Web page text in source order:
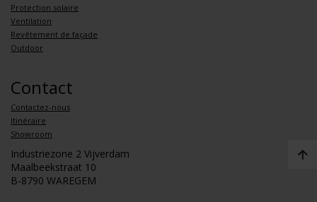
Protection solaire
Ventilation
Revêtement de façade
Outdoor
Contact
Contactez-nous
Itinéraire
Showroom
Industriezone 2 Vijverdam
Maalbeekstraat 10
B-8790 WAREGEM